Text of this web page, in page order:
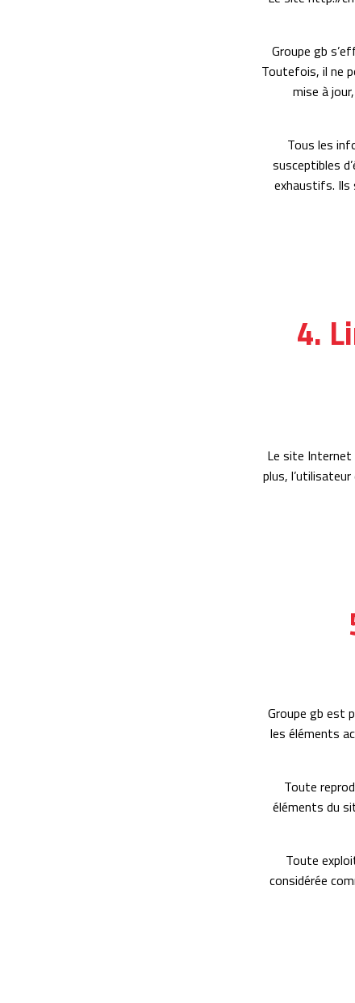
Groupe gb
Toutefois, il ne
mise à
Tous les
susceptibles
exhaustifs. Ils
4.
Le site Internet
plus,
Groupe gb est
les éléments
Toute
éléments du
Toute
considérée